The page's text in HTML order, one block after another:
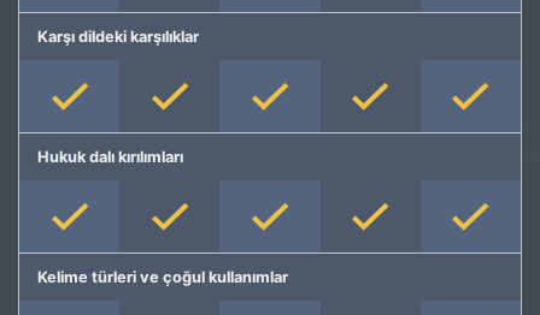
Karşı dildeki karşılıklar
Hukuk dalı kırılımları
Kelime türleri ve çoğul kullanımlar